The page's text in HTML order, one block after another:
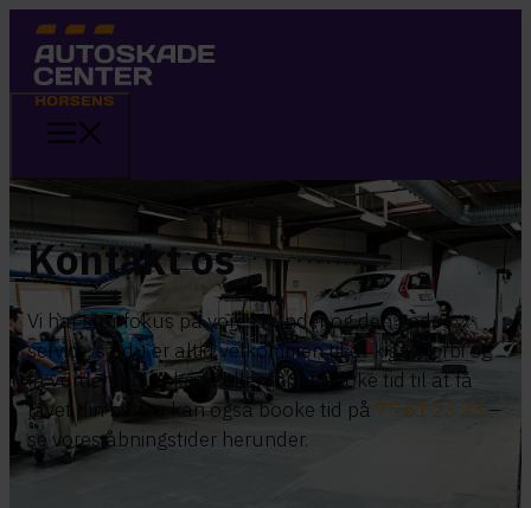
Kontakt os
Vi har stor fokus på vores kunder og den gode
service, så du er altid velkommen til at kigge forbi og
få vurderet din skade eller for at booke tid til at få
lavet din bil. Du kan også booke tid på 75 61 23 23 –
se vores åbningstider herunder.